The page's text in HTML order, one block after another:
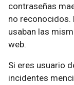
contraseñas
no reconocidos.
usaban las
web.
Si eres usuario
incidentes